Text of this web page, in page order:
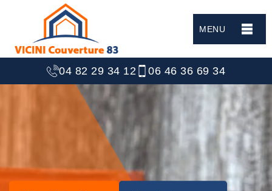
MENU
04 82 29 34 12 06 46 36 69 34